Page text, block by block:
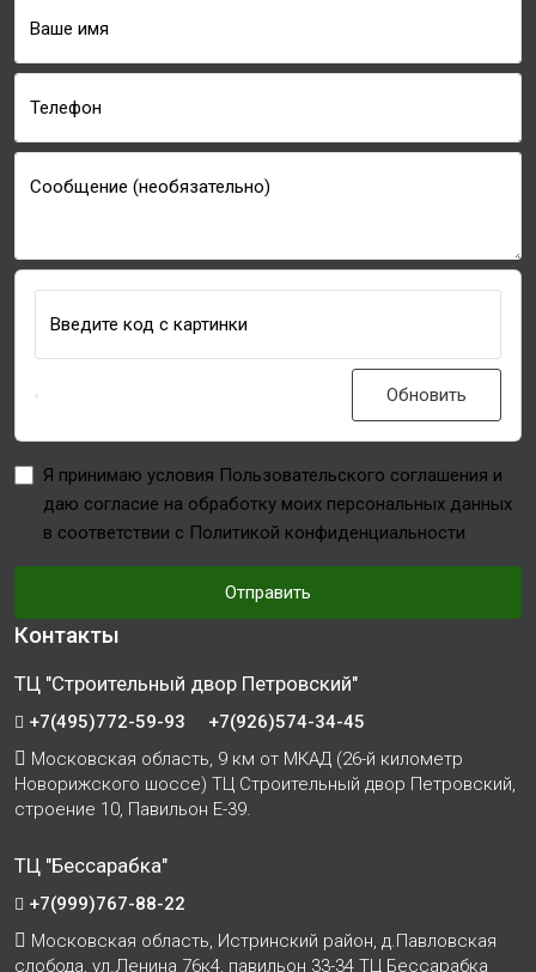
Ваше имя
Телефон
Сообщение (необязательно)
Введите код с картинки
Обновить
Я принимаю условия Пользовательского соглашения и
даю согласие на обработку моих персональных данных
в соответствии с Политикой конфиденциальности
Отправить
Контакты
ТЦ "Строительный двор Петровский"
+7(495)772-59-93
+7(926)574-34-45
Московская область, 9 км от МКАД (26-й километр
Новорижского шоссе) ТЦ Строительный двор Петровский,
строение 10, Павильон Е-39.
ТЦ "Бессарабка"
+7(999)767-88-22
Московская область, Истринский район, д.Павловская
слобода, ул.Ленина 76к4, павильон 33-34 ТЦ Бессарабка